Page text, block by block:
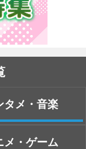
タメ・音楽
メ・ゲーム